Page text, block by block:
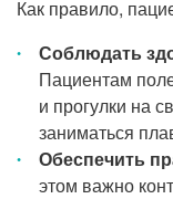
Как правило,
Соблюдать
Пациентам
и прогулки на
заниматься
Обеспечить
этом важно